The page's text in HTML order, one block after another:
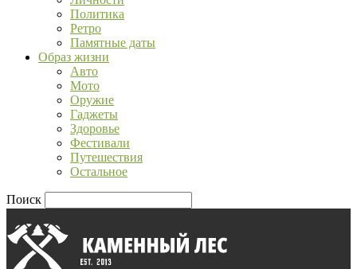
Политика
Ретро
Памятные даты
Образ жизни
Авто
Мото
Оружие
Гаджеты
Здоровье
Фестивали
Путешествия
Остальное
Поиск